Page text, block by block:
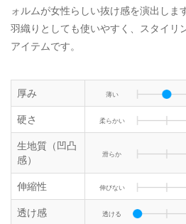
ォルムが女性らしい抜け感を演出します
羽織りとしても使いやすく、スタイリ
アイテムです。
厚み 薄い
硬さ 柔らかい
生地質（凹凸
感）
滑らか
伸縮性 伸びない
透け感 透ける